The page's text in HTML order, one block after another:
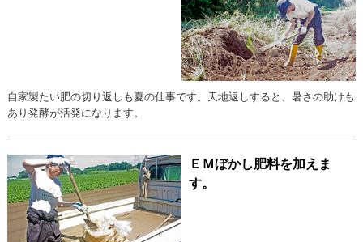
自家製たい肥の切り返しも夏の仕事です。天地返しすると、暑さの助けも
あり発酵が活発になります。
ＥＭぼかし肥料を加えま
す。